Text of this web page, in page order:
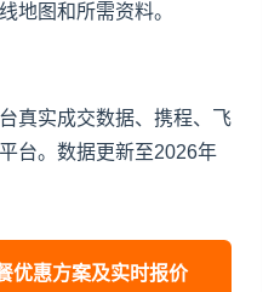
地图和所需资料。
真实成交数据、携程、飞
台。数据更新至2026年
优惠方案及实时报价